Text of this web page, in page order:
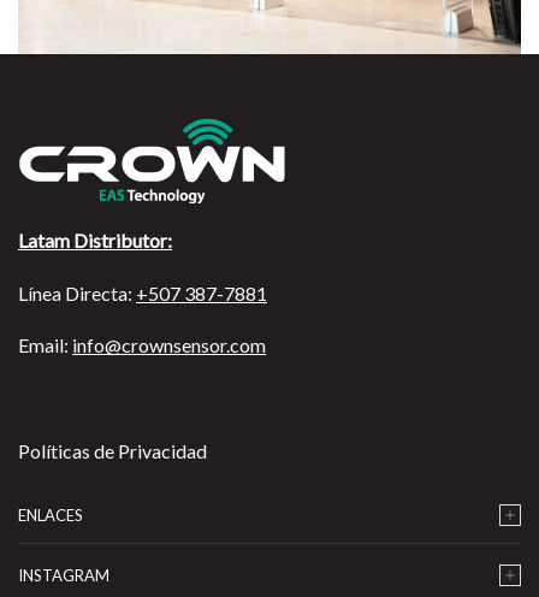
Latam Distributor:
Línea Directa: +507 387-7881
Email: info@crownsensor.com
Políticas de Privacidad
ENLACES
INSTAGRAM